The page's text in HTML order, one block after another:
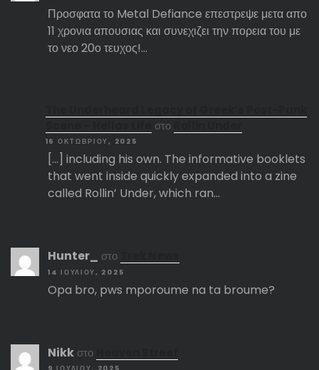
Προσφατα το Metal Defiance επεστρεψε μετα απο
11 χρονια απουσιας και συνεχιζει την πορεια του με
το νεο 20ο τευχος!…
στο
16 ΟΚΤΩΒΡΊΟΥ, 2025
[…] including his own. The informative booklets
that went inside quickly expanded into a zine
called Rollin’ Under, which ran…
Hunter_ στο
14 ΙΟΥΛΊΟΥ, 2025
Opa bro, pws mporoume na ta broume?
Nikk στο